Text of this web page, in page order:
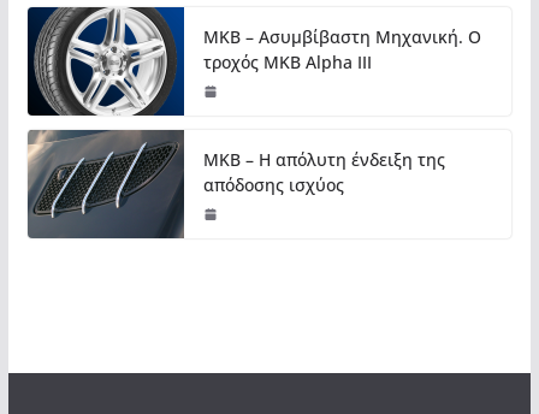
MKB – Ασυμβίβαστη Μηχανική. Ο
τροχός MKB Alpha III
MKB – Η απόλυτη ένδειξη της
απόδοσης ισχύος